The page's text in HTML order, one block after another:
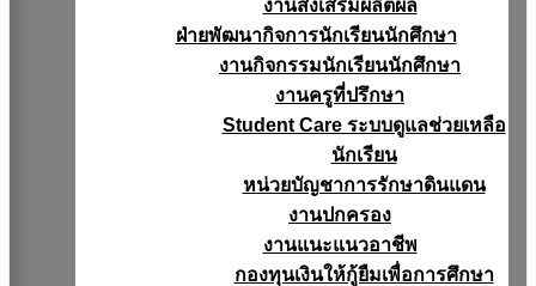
งานส่งเสริมผลิตผล
ฝ่ายพัฒนากิจการนักเรียนนักศึกษา
งานกิจกรรมนักเรียนนักศึกษา
งานครูที่ปรึกษา
Student Care ระบบดูแลช่วยเหลือ
นักเรียน
หน่วยบัญชาการรักษาดินแดน
งานปกครอง
งานแนะแนวอาชีพ
กองทุนเงินให้กู้ยืมเพื่อการศึกษา